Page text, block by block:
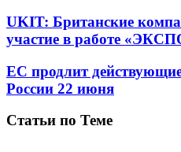
UKIT: Британские
участие в работе
ЕС продлит
России 22 июня
Статьи по Теме